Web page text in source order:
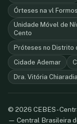
Órteses na vl
Unidade Móvel de
Cento
Próteses no Distrito
Cidade Ademar
Dra. Vitória Chiaradia
© 2026 CEBES -
— Central Brasileira